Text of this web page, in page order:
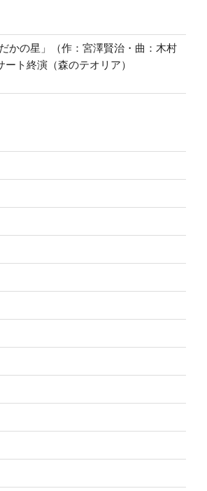
かの星」（作：宮澤賢治・曲：木村
ト終演（森のテオリア）